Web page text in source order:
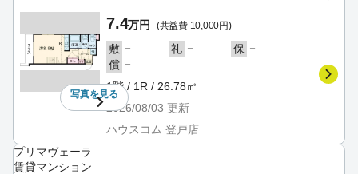
写真を見る
7.4万円 (共益費 10,000円)
敷 － 礼 － 保 －
償 －
1階 / 1R / 26.78㎡
2026/08/03 更新
ハウスコム 登戸店
プリマヴェーラ
賃貸マンション